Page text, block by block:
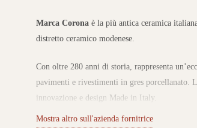
Marca Coronaè la più antica ceramica
distretto ceramico modenese.
Con oltre 280 anni di storia, rappresenta
pavimenti e rivestimenti in gres porcellanato.
innovazione e design Made in Italy.
Collezioni di gres porcellanato per ogni
Mostra altro sull'azienda fornitrice